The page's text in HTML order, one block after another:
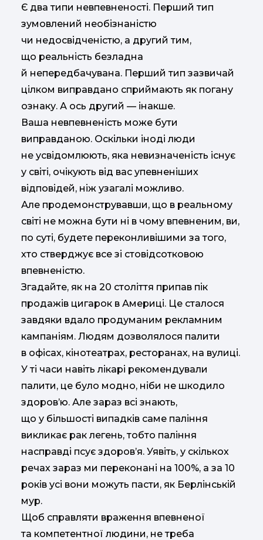
Є два типи невпевненості. Перший тип
зумовлений необізнаністю
чи недосвідченістю, а другий тим,
що реальність безладна
й непередбачувана. Перший тип зазвичай
цілком виправдано сприймають як погану
ознаку. А ось другий — інакше.
Ваша невпевненість може бути
виправданою. Оскільки іноді люди
не усвідомлюють, яка невизначеність існує
у світі, очікують від вас упевненіших
відповідей, ніж узагалі можливо.
Але продемонструвавши, що в реальному
світі не можна бути ні в чому впевненим, ви,
по суті, будете переконливішими за того,
хто стверджує все зі стовідсотковою
впевненістю.
Згадайте, як на 20 століття припав пік
продажів цигарок в Америці. Це сталося
завдяки вдало продуманим рекламним
кампаніям. Людям дозволялося палити
в офісах, кінотеатрах, ресторанах, на вулиці.
У ті часи навіть лікарі рекомендували
палити, це було модно, ніби не шкодило
здоров’ю. Але зараз всі знають,
що у більшості випадків саме паління
викликає рак легень, тобто паління
насправді псує здоров’я. Уявіть, у скількох
речах зараз ми переконані на 100%, а за 10
років усі вони можуть пасти, як Берлінській
мур.
Щоб справляти враження впевненої
та компетентної людини, не треба